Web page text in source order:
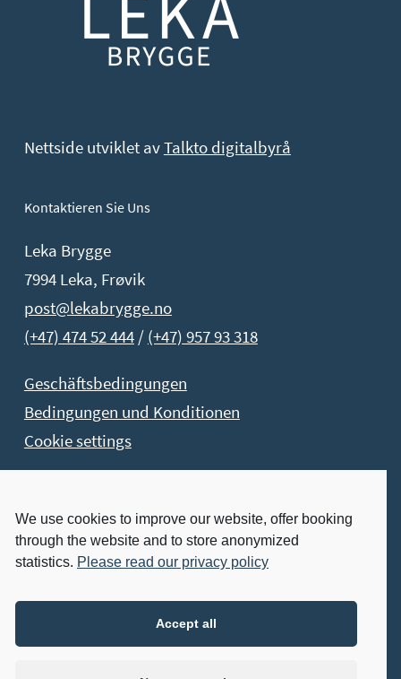
We use cookies to improve our website, offer booking
through the website and to store anonymized
statistics. Please read our privacy policy
Accept all
Nettside utviklet avTalkto digitalbyrå
Kontaktieren Sie Uns
Leka Brygge
7994 Leka, Frøvik
post@lekabrygge.no
(+47) 474 52 444/ (+47) 957 93 318
Geschäftsbedingungen
Bedingungen und Konditionen
Cookie settings
Buchen Sie Jetzt!
Buchen Sie Ihren Aufenthalt jetzt